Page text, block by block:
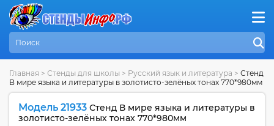
Главная > Стенды для школы > Русский язык и литература > Стенд
В мире языка и литературы в золотисто-зелёных тонах 770*980мм
Модель 21933 Стенд В мире языка и литературы в
золотисто-зелёных тонах 770*980мм